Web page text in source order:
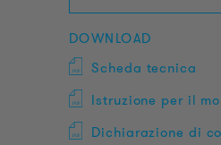
DOWNLOAD
Scheda tecnica
Istruzione per il
Dichiarazione di